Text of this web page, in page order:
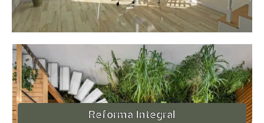
Reforma Integral